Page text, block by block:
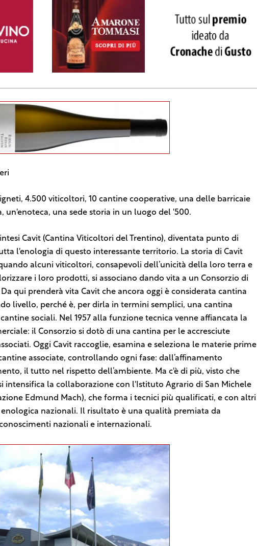
4.500 viticoltori, 10 cantine cooperative, una delle barricaie
un'enoteca, una sede storia in un luogo del '500.
Cavit (Cantina Viticoltori del Trentino), diventata punto di
l'enologia di questo interessante territorio. La storia di Cavit
alcuni viticoltori, consapevoli dell’unicità della loro terra e
i loro prodotti, si associano dando vita a un Consorzio di
qui prenderà vita Cavit che ancora oggi è considerata cantina
livello, perché è, per dirla in termini semplici, una cantina
sociali. Nel 1957 alla funzione tecnica venne affiancata la
il Consorzio si dotò di una cantina per le accresciute
Oggi Cavit raccoglie, esamina e seleziona le materie prime
associate, controllando ogni fase: dall’affinamento
il tutto nel rispetto dell’ambiente. Ma c'è di più, visto che
intensifica la collaborazione con l'Istituto Agrario di San Michele
Edmund Mach), che forma i tecnici più qualificati, e con altri
nazionali. Il risultato è una qualità premiata da
nazionali e internazionali.